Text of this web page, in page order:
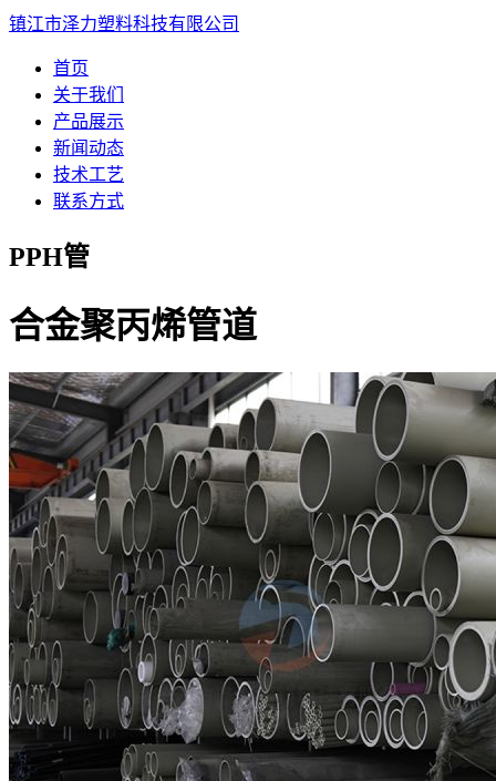
镇江市泽力塑料科技有限公司
首页
关于我们
产品展示
新闻动态
技术工艺
联系方式
PPH管
合金聚丙烯管道